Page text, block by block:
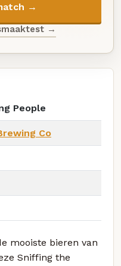
→
→
People
Co
mooiste bieren van
Sniffing the